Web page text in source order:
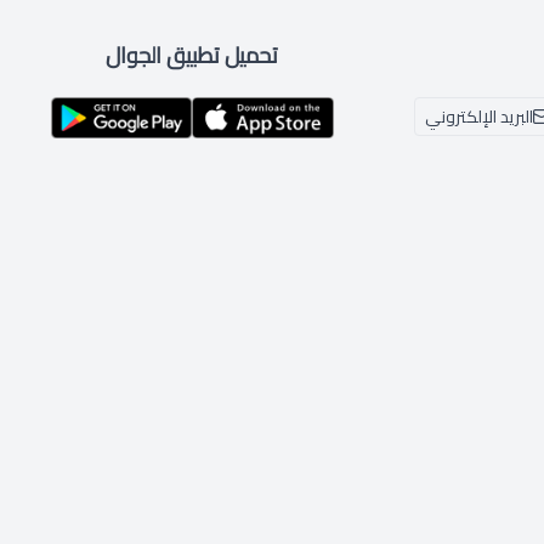
البريد الإلكتروني
تحميل تطبيق الجوال